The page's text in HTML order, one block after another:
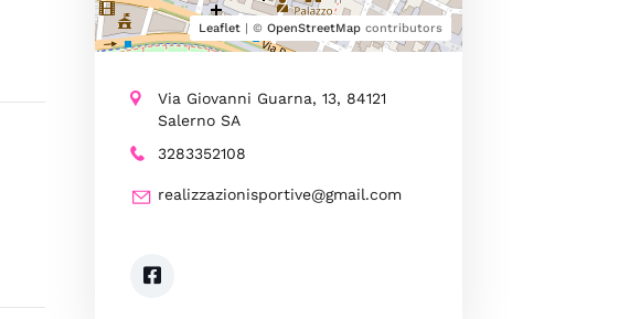
Leaflet| © OpenStreetMapcontributors
Via Giovanni Guarna, 13, 84121
Salerno SA
3283352108
realizzazionisportive@gmail.com